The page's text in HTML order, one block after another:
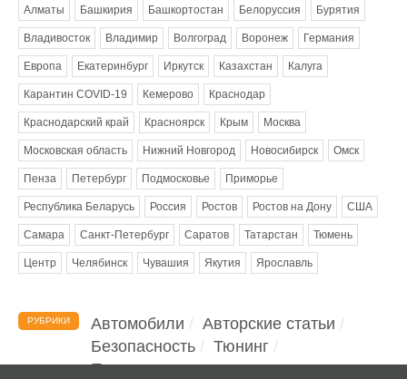
Алматы Башкирия Башкортостан Белоруссия Бурятия
Владивосток Владимир Волгоград Воронеж Германия
Европа Екатеринбург Иркутск Казахстан Калуга
Карантин COVID-19 Кемерово Краснодар
Краснодарский край Красноярск Крым Москва
Московская область Нижний Новгород Новосибирск Омск
Пенза Петербург Подмосковье Приморье
Республика Беларусь Россия Ростов Ростов на Дону США
Самара Санкт-Петербург Саратов Татарстан Тюмень
Центр Челябинск Чувашия Якутия Ярославль
РУБРИКИ Автомобили
Авторские статьи
Безопасность
Тюнинг
Помощь водителю